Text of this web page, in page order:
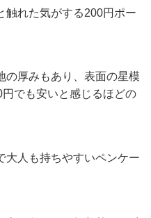
触れた気がする200円ポー
の厚みもあり、表面の星模
でも安いと感じるほどの
大人も持ちやすいペンケー